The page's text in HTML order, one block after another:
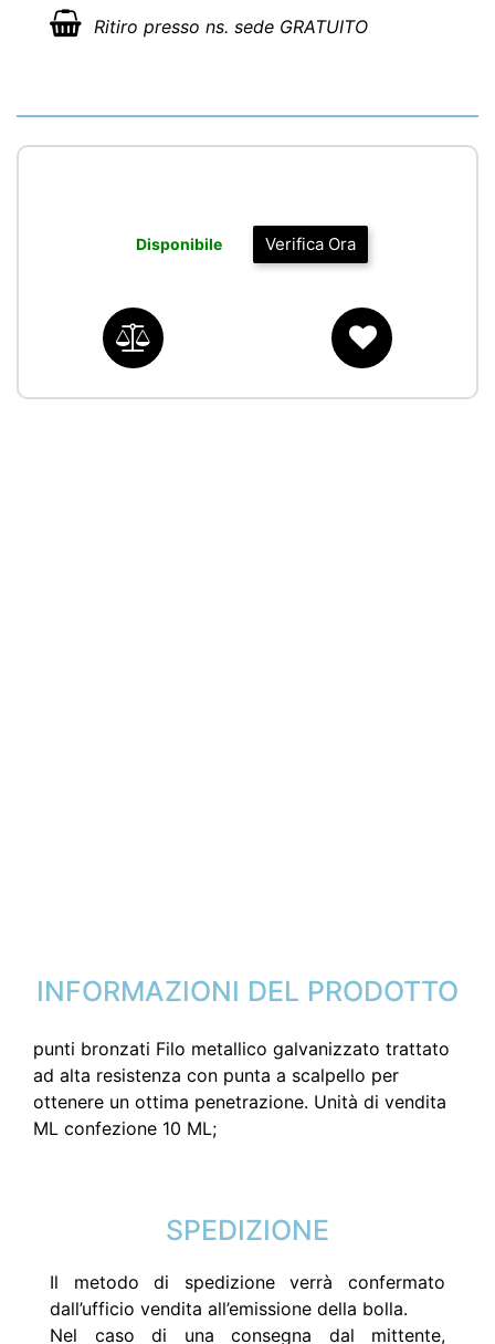
Ritiro presso ns. sede GRATUITO
Verifica Ora
Disponibile
INFORMAZIONI DEL PRODOTTO
punti bronzati Filo metallico galvanizzato trattato
ad alta resistenza con punta a scalpello per
ottenere un ottima penetrazione. Unità di vendita
ML confezione 10 ML;
SPEDIZIONE
Il metodo di spedizione verrà confermato
dall’ufficio vendita all’emissione della bolla.
Nel caso di una consegna dal mittente,